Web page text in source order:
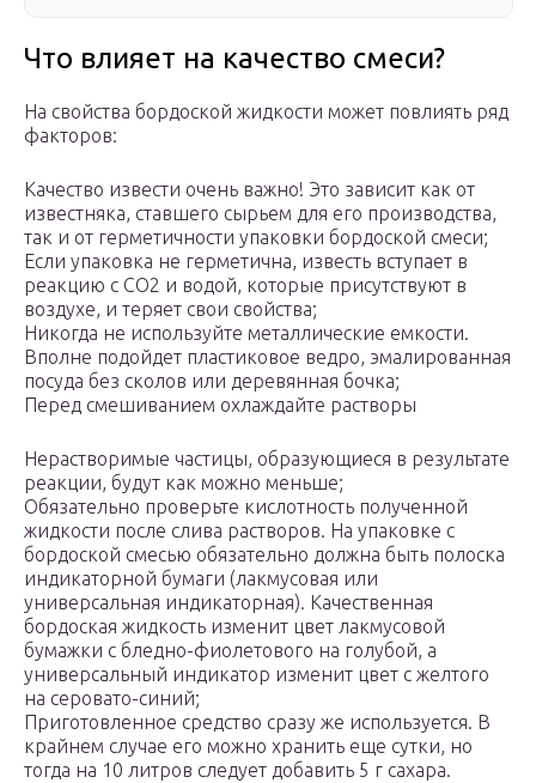
Что влияет на качество смеси?
На свойства бордоской жидкости может повлиять ряд
факторов:
Качество извести очень важно! Это зависит как от
известняка, ставшего сырьем для его производства,
так и от герметичности упаковки бордоской смеси;
Если упаковка не герметична, известь вступает в
реакцию с CO2 и водой, которые присутствуют в
воздухе, и теряет свои свойства;
Никогда не используйте металлические емкости.
Вполне подойдет пластиковое ведро, эмалированная
посуда без сколов или деревянная бочка;
Перед смешиванием охлаждайте растворы
Нерастворимые частицы, образующиеся в результате
реакции, будут как можно меньше;
Обязательно проверьте кислотность полученной
жидкости после слива растворов. На упаковке с
бордоской смесью обязательно должна быть полоска
индикаторной бумаги (лакмусовая или
универсальная индикаторная). Качественная
бордоская жидкость изменит цвет лакмусовой
бумажки с бледно-фиолетового на голубой, а
универсальный индикатор изменит цвет с желтого
на серовато-синий;
Приготовленное средство сразу же используется. В
крайнем случае его можно хранить еще сутки, но
тогда на 10 литров следует добавить 5 г сахара.